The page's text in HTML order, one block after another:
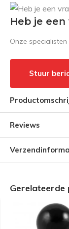
Heb je
Onze
Stuur
Reviews
Gerelateerde